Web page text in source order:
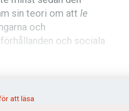
sin teori om att le
och
och sociala
fransk stavning.
att läsa